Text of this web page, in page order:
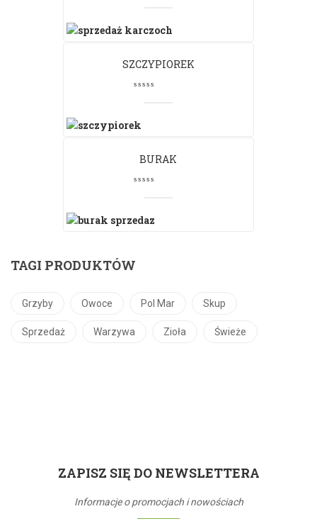
SZCZYPIOREK
BURAK
TAGI PRODUKTÓW
Grzyby Owoce Pol Mar Skup
Sprzedaż Warzywa Zioła Świeże
ZAPISZ SIĘ DO NEWSLETTERA
Informacje o promocjach i nowościach